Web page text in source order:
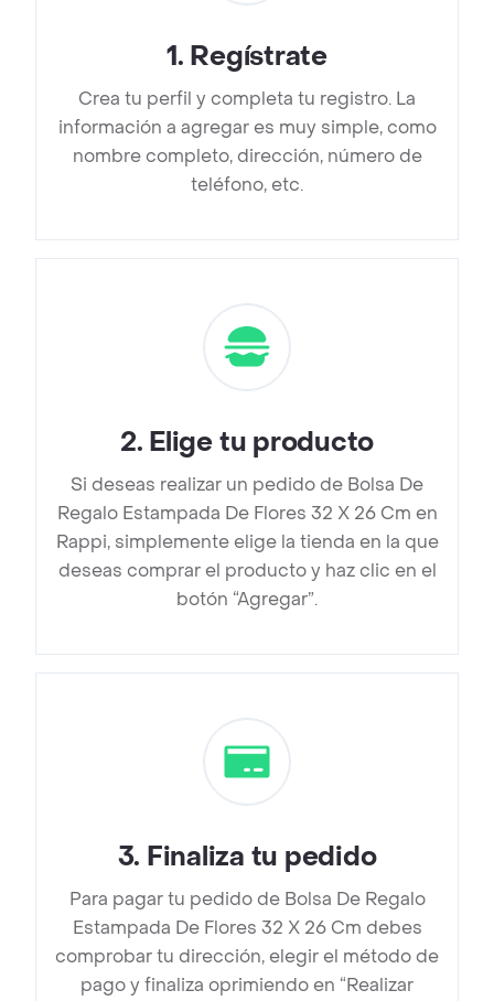
1. Regístrate
Crea tu perfil y completa tu registro. La
información a agregar es muy simple, como
nombre completo, dirección, número de
teléfono, etc.
2. Elige tu producto
Si deseas realizar un pedido de Bolsa De
Regalo Estampada De Flores 32 X 26 Cm en
Rappi, simplemente elige la tienda en la que
deseas comprar el producto y haz clic en el
botón “Agregar”.
3. Finaliza tu pedido
Para pagar tu pedido de Bolsa De Regalo
Estampada De Flores 32 X 26 Cm debes
comprobar tu dirección, elegir el método de
pago y finaliza oprimiendo en “Realizar